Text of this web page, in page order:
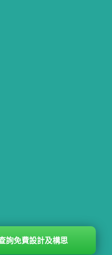
免費設計及構思